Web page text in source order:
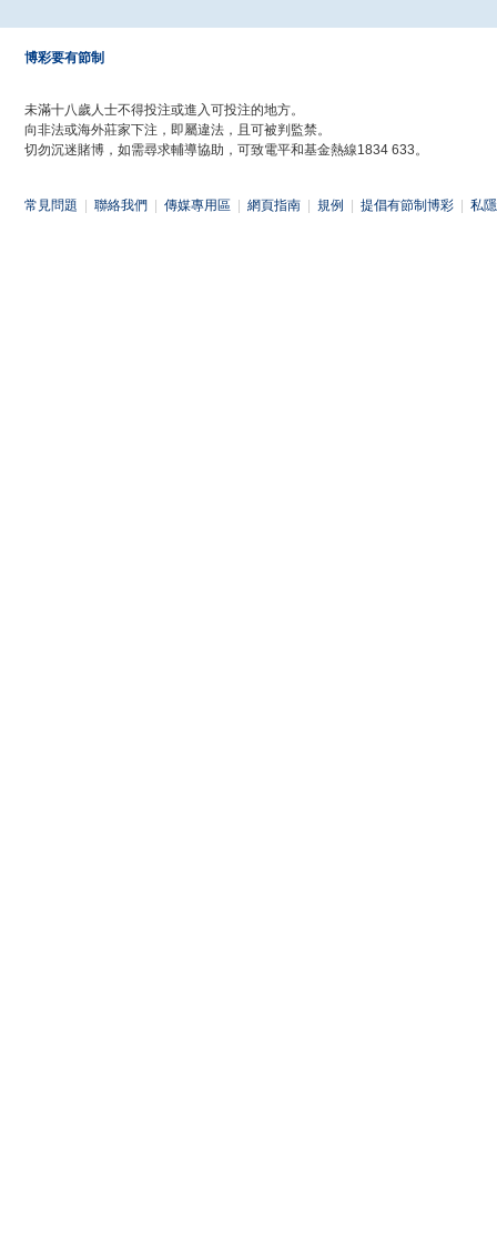
博彩要有節制
未滿十八歲人士不得投注或進入可投注的地方。
向非法或海外莊家下注，即屬違法，且可被判監禁。
切勿沉迷賭博，如需尋求輔導協助，可致電平和基金熱線1834 633。
常見問題 聯絡我們 傳媒專用區 網頁指南 規例 提倡有節制博彩 私